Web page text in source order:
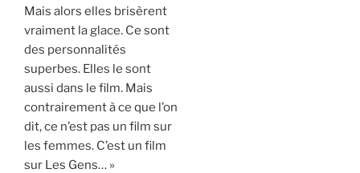
Mais alors elles brisèrent
vraiment la glace. Ce sont
des personnalités
superbes. Elles le sont
aussi dans le film. Mais
contrairement à ce que l’on
dit, ce n’est pas un film sur
les femmes. C’est un film
sur Les Gens… »